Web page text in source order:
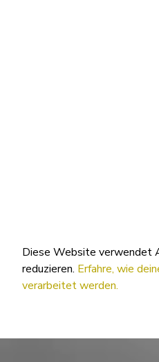
Diese Website verwendet
reduzieren. Erfahre, wie
verarbeitet werden.